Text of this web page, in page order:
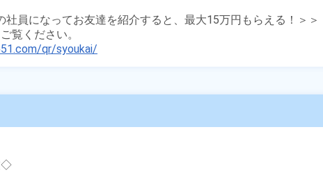
社員になってお友達を紹介すると、最大15万円もらえる！＞＞
qr/syoukai/
◇